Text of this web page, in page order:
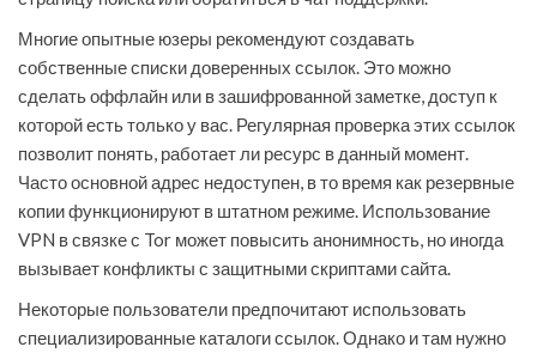
Многие опытные юзеры рекомендуют создавать
собственные списки доверенных ссылок. Это можно
сделать оффлайн или в зашифрованной заметке, доступ к
которой есть только у вас. Регулярная проверка этих ссылок
позволит понять, работает ли ресурс в данный момент.
Часто основной адрес недоступен, в то время как резервные
копии функционируют в штатном режиме. Использование
VPN в связке с Tor может повысить анонимность, но иногда
вызывает конфликты с защитными скриптами сайта.
Некоторые пользователи предпочитают использовать
специализированные каталоги ссылок. Однако и там нужно